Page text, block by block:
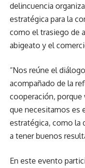
delincuencia
estratégica para la
como el trasiego de
abigeato y el
“Nos reúne el
acompañado de la
cooperación,
que necesitamos es
estratégica, como la
a tener buenos
En este evento